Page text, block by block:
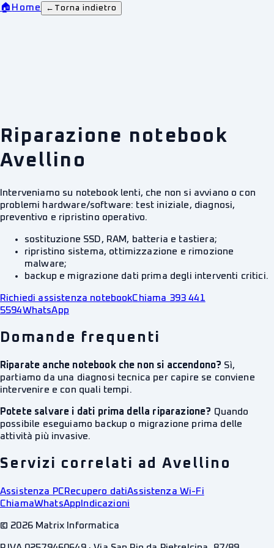
🏠 Home ← Torna indietro
Riparazione notebook
Avellino
Interveniamo su notebook lenti, che non si avviano o con
problemi hardware/software: test iniziale, diagnosi,
preventivo e ripristino operativo.
sostituzione SSD, RAM, batteria e tastiera;
ripristino sistema, ottimizzazione e rimozione
malware;
backup e migrazione dati prima degli interventi critici.
Richiedi assistenza notebookChiama 393 441
5594WhatsApp
Domande frequenti
Riparate anche notebook che non si accendono? Sì,
partiamo da una diagnosi tecnica per capire se conviene
intervenire e con quali tempi.
Potete salvare i dati prima della riparazione? Quando
possibile eseguiamo backup o migrazione prima delle
attività più invasive.
Servizi correlati ad Avellino
Assistenza PCRecupero datiAssistenza Wi-Fi
ChiamaWhatsAppIndicazioni
© 2026Matrix Informatica